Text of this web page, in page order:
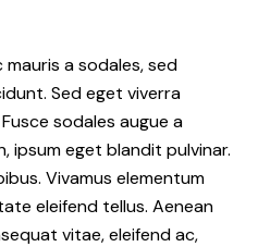
a sodales, sed
Sed eget viverra
sodales augue a
ipsum eget blandit pulvinar.
Vivamus elementum
eleifend tellus. Aenean
vitae, eleifend ac,